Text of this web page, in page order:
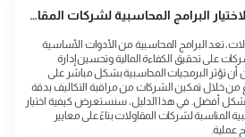
دليل كامل لاختيار البرامج المحاسبية لشركات المقاولات
تعد البرامج المحاسبية من الأدوات الأساسية
على تحقيق الكفاءة المالية وتحسين إدارة
أن تؤثر البرمجيات المحاسبية بشكل مباشر على
من خلال تمكين الشركات من مراقبة التكاليف بدقة
بشكل أفضل. في هذا الدليل، سنستعرض كيفية اختيار
المناسبة لشركات المقاولات بناءً على معايير
عملية.